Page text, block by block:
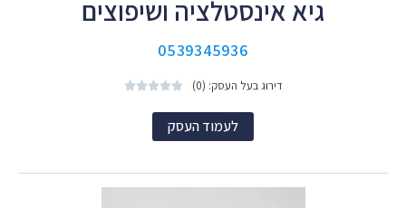
גיא אינסטלציה ושיפוצים
0539345936
דירוג בעל העסק: (0) 




לעמוד העסק